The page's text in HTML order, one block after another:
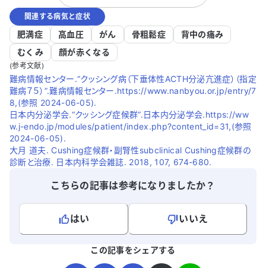
ないため補充対象外とされています。 微熱
や怠さなどの体調不良が5年ほど続いてお
り、日常生活に支障をきたしています。特
に、ACTHや甲状腺ホルモンも低下してお
り、起きて生活することがさらに苦痛で
す。重症にならなければGHの補充療法を
受けられないのでしょうか。今後の対処法
についてアドバイスをいただけると助かり
ます。
関連する病気と症状
肥満症 高血圧 がん 骨粗鬆症
背中の痛み
むくみ
顔が赤くなる
(参考文献)
難病情報センター.“クッシング病（下垂体性ACTH分泌亢進症）（指定
難病７５）”.難病情報センター.https://www.nanbyou.or.jp/entry/7
8,(参照 2024-06-05).
日本内分泌学会.“クッシング症候群”.日本内分泌学会.https://ww
w.j-endo.jp/modules/patient/index.php?content_id=31,(参照
2024-06-05).
大月 道夫. Cushing症候群・副腎性subclinical Cushing症候群の
診断と治療. 日本内科学会雑誌. 2018, 107, 674-680.
こちらの記事は参考になりましたか？
はい
いいえ
この記事をシェアする